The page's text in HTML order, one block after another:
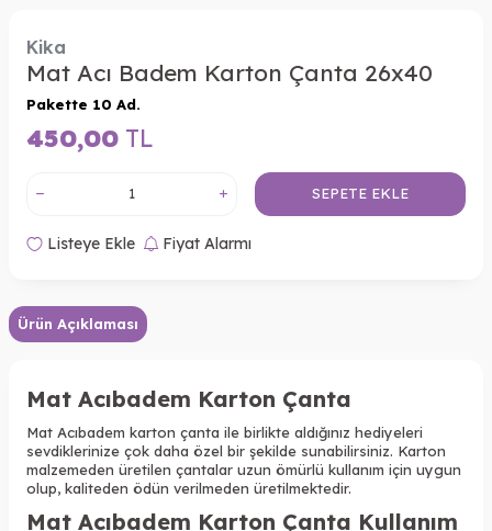
Kika
Mat Acı Badem Karton Çanta 26x40
Pakette 10 Ad.
450,00 TL
SEPETE EKLE
Listeye Ekle Fiyat Alarmı
Ürün Açıklaması
Mat Acıbadem Karton Çanta
Mat Acıbadem karton çanta ile birlikte aldığınız hediyeleri
sevdiklerinize çok daha özel bir şekilde sunabilirsiniz. Karton
malzemeden üretilen çantalar uzun ömürlü kullanım için uygun
olup, kaliteden ödün verilmeden üretilmektedir.
Mat Acıbadem Karton Çanta Kullanım